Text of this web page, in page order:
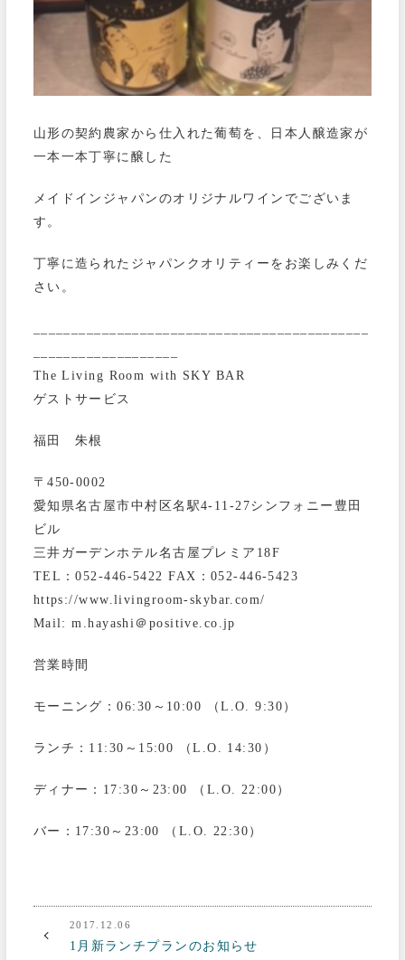
山形の契約農家から仕入れた葡萄を、日本人醸造家が
一本一本丁寧に醸した
メイドインジャパンのオリジナルワインでございま
す。
丁寧に造られたジャパンクオリティーをお楽しみくだ
さい。
The Living Room with SKY BAR
ゲストサービス
福田 朱根
〒450-0002
愛知県名古屋市中村区名駅4-11-27シンフォニー豊田
ビル
三井ガーデンホテル名古屋プレミア18F
TEL：052-446-5422 FAX：052-446-5423
https://www.livingroom-skybar.com/
Mail: m.hayashi＠positive.co.jp
営業時間
モーニング：06:30～10:00 （L.O. 9:30）
ランチ：11:30～15:00 （L.O. 14:30）
ディナー：17:30～23:00 （L.O. 22:00）
バー：17:30～23:00 （L.O. 22:30）
2017.12.06
1月新ランチプランのお知らせ